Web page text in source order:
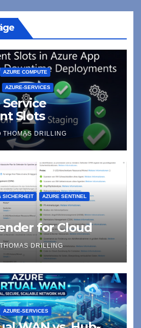
AZURE COMPUTE
AZURE-SERVICES
Slots
THOMAS DRILLING
SICHERHEIT AZURE SENTINEL
for Cloud
THOMAS DRILLING
AZURE-SERVICES